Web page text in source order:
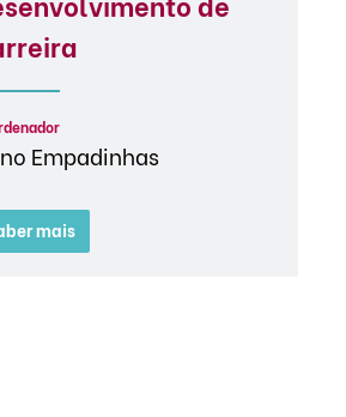
Empadinhas
mais